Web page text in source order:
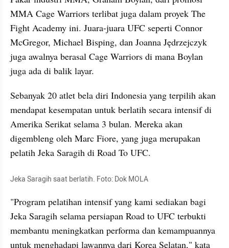
MMA Cage Warriors terlibat juga dalam proyek The
Fight Academy ini. Juara-juara UFC seperti Connor
McGregor, Michael Bisping, dan Joanna Jędrzejczyk
juga awalnya berasal Cage Warriors di mana Boylan
juga ada di balik layar.
Sebanyak 20 atlet bela diri Indonesia yang terpilih akan
mendapat kesempatan untuk berlatih secara intensif di
Amerika Serikat selama 3 bulan. Mereka akan
digembleng oleh Marc Fiore, yang juga merupakan
pelatih Jeka Saragih di Road To UFC.
Jeka Saragih saat berlatih. Foto: Dok MOLA
"Program pelatihan intensif yang kami sediakan bagi
Jeka Saragih selama persiapan Road to UFC terbukti
membantu meningkatkan performa dan kemampuannya
untuk menghadapi lawannya dari Korea Selatan," kata